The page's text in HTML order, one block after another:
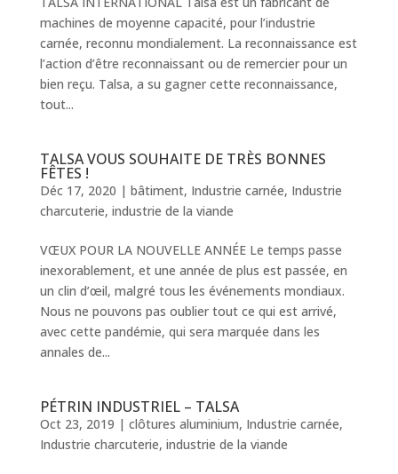
machines de moyenne capacité, pour l’industrie
carnée, reconnu mondialement. La reconnaissance est
l’action d’être reconnaissant ou de remercier pour un
bien reçu. Talsa, a su gagner cette reconnaissance,
tout...
TALSA VOUS SOUHAITE DE TRÈS BONNES
FÊTES !
Déc 17, 2020 | bâtiment, Industrie carnée, Industrie
charcuterie, industrie de la viande
VŒUX POUR LA NOUVELLE ANNÉE Le temps passe
inexorablement, et une année de plus est passée, en
un clin d’œil, malgré tous les événements mondiaux.
Nous ne pouvons pas oublier tout ce qui est arrivé,
avec cette pandémie, qui sera marquée dans les
annales de...
PÉTRIN INDUSTRIEL – TALSA
Oct 23, 2019 | clôtures aluminium, Industrie carnée,
Industrie charcuterie, industrie de la viande